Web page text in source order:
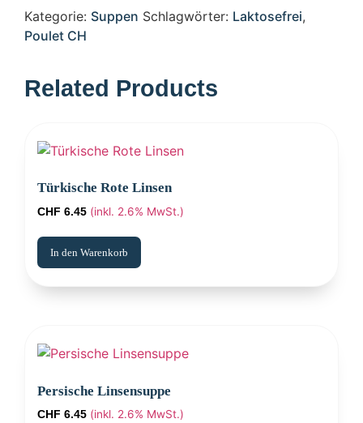
Kategorie: Suppen Schlagwörter: Laktosefrei,
Poulet CH
Türkische Rote Linsen
CHF 6.45 (inkl. 2.6% MwSt.)
In den Warenkorb
Persische Linsensuppe
CHF 6.45 (inkl. 2.6% MwSt.)